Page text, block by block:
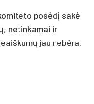
posėdį sakė
netinkamai ir
jau nebėra.